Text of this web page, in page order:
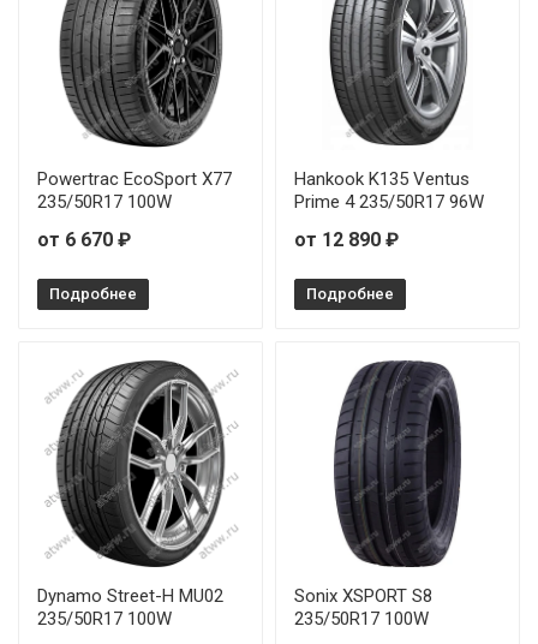
Powertrac EcoSport X77
235/50R17 100W
от 6 670 ₽
Подробнее
Hankook K135 Ventus
Prime 4 235/50R17 96W
от 12 890 ₽
Подробнее
Dynamo Street-H MU02
235/50R17 100W
Sonix XSPORT S8
235/50R17 100W